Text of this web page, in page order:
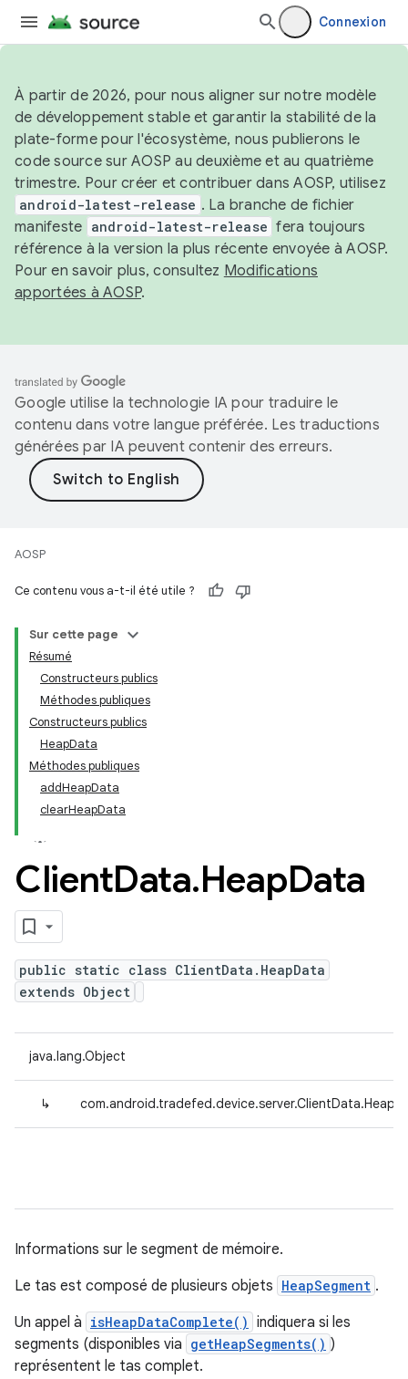
Connexion
À partir de 2026, pour nous aligner sur notre modèle
de développement stable et garantir la stabilité de la
plate-forme pour l'écosystème, nous publierons le
code source sur AOSP au deuxième et au quatrième
trimestre. Pour créer et contribuer dans AOSP, utilisez
android-latest-release . La branche de fichier
manifeste android-latest-release fera toujours
référence à la version la plus récente envoyée à AOSP.
Pour en savoir plus, consultez Modifications
apportées à AOSP.
Google utilise la technologie IA pour traduire le
contenu dans votre langue préférée. Les traductions
générées par IA peuvent contenir des erreurs.
AOSP
Ce contenu vous a-t-il été utile ?
Sur cette page
Résumé
Constructeurs publics
Méthodes publiques
Constructeurs publics
HeapData
Méthodes publiques
addHeapData
clearHeapData
ClientData.HeapData
public static class ClientData.HeapData
extends Object
java.lang.Object
↳
Informations sur le segment de mémoire.
Le tas est composé de plusieurs objets HeapSegment .
Un appel à isHeapDataComplete() indiquera si les
segments (disponibles via getHeapSegments() )
représentent le tas complet.